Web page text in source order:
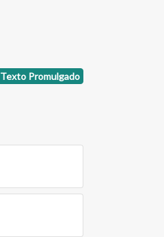
Texto Promulgado